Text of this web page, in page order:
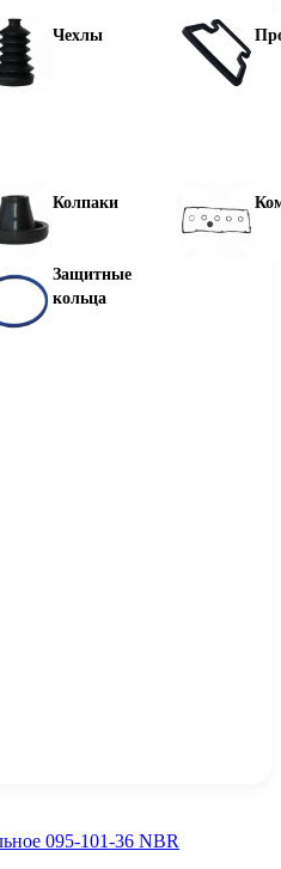
Чехлы
Колпаки
Защитные
кольца
095-101-36 NBR